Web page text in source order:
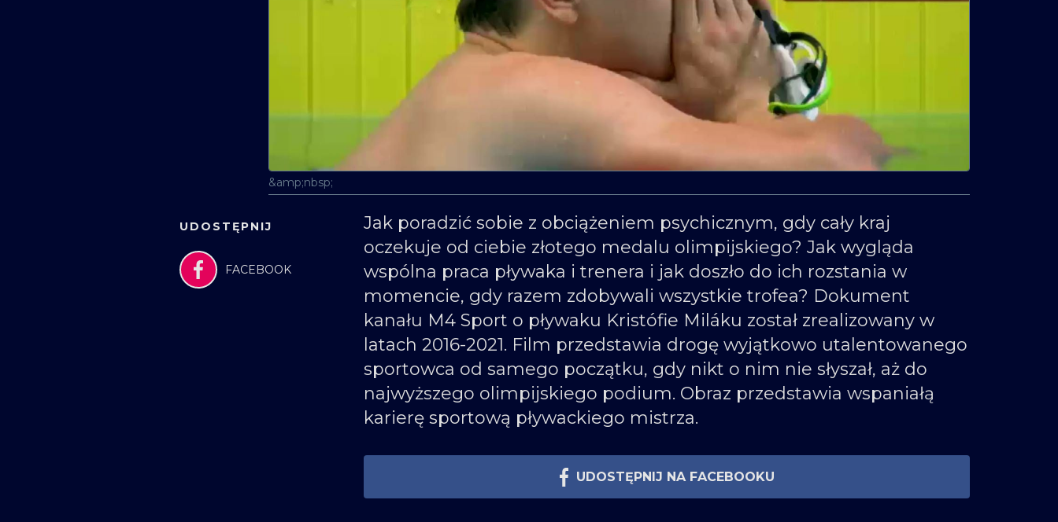
&amp;nbsp;
UDOSTĘPNIJ
FACEBOOK
Jak poradzić sobie z obciążeniem psychicznym, gdy cały kraj
oczekuje od ciebie złotego medalu olimpijskiego? Jak wygląda
wspólna praca pływaka i trenera i jak doszło do ich rozstania w
momencie, gdy razem zdobywali wszystkie trofea? Dokument
kanału M4 Sport o pływaku Kristófie Miláku został zrealizowany w
latach 2016-2021. Film przedstawia drogę wyjątkowo utalentowanego
sportowca od samego początku, gdy nikt o nim nie słyszał, aż do
najwyższego olimpijskiego podium. Obraz przedstawia wspaniałą
karierę sportową pływackiego mistrza.
UDOSTĘPNIJ NA FACEBOOKU